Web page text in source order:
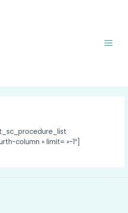
column » limit= »-1″]